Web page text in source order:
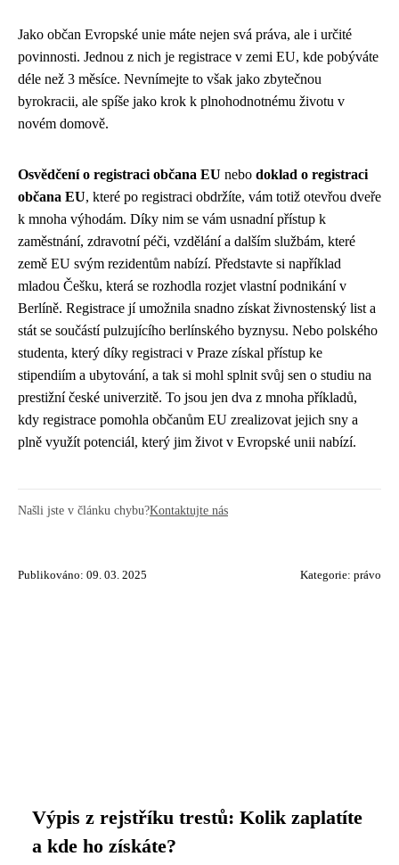
Jako občan Evropské unie máte nejen svá práva, ale i určité
povinnosti. Jednou z nich je registrace v zemi EU, kde pobýváte
déle než 3 měsíce. Nevnímejte to však jako zbytečnou
byrokracii, ale spíše jako krok k plnohodnotnému životu v
novém domově.
Osvědčení o registraci občana EU nebo doklad o registraci
občana EU, které po registraci obdržíte, vám totiž otevřou dveře
k mnoha výhodám. Díky nim se vám usnadní přístup k
zaměstnání, zdravotní péči, vzdělání a dalším službám, které
země EU svým rezidentům nabízí. Představte si například
mladou Češku, která se rozhodla rozjet vlastní podnikání v
Berlíně. Registrace jí umožnila snadno získat živnostenský list a
stát se součástí pulzujícího berlínského byznysu. Nebo polského
studenta, který díky registraci v Praze získal přístup ke
stipendiím a ubytování, a tak si mohl splnit svůj sen o studiu na
prestižní české univerzitě. To jsou jen dva z mnoha příkladů,
kdy registrace pomohla občanům EU zrealizovat jejich sny a
plně využít potenciál, který jim život v Evropské unii nabízí.
Našli jste v článku chybu?Kontaktujte nás
Publikováno: 09. 03. 2025 Kategorie: právo
Výpis z rejstříku trestů: Kolik zaplatíte
a kde ho získáte?